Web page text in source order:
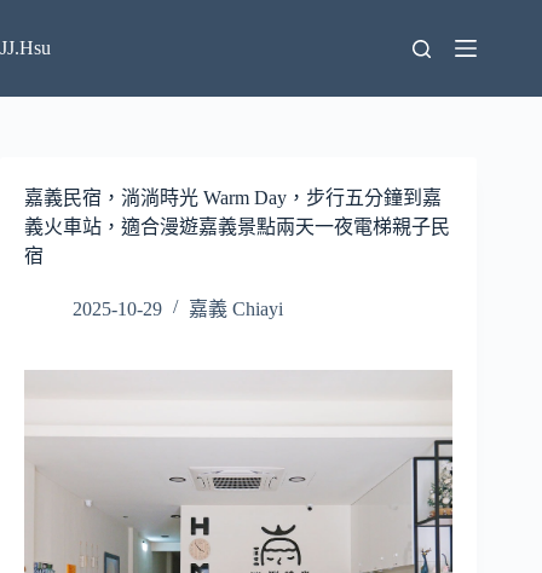
至
要
JJ.Hsu
嘉義民宿，淌淌時光 Warm Day，步行五分鐘到嘉
義火車站，適合漫遊嘉義景點兩天一夜電梯親子民
宿
2025-10-29 嘉義 Chiayi